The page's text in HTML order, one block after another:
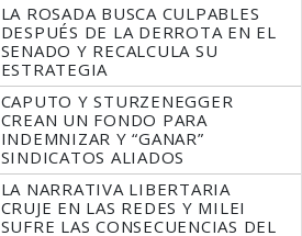
LA ROSADA BUSCA CULPABLES
DESPUÉS DE LA DERROTA EN EL
SENADO Y RECALCULA SU
ESTRATEGIA
CAPUTO Y STURZENEGGER
CREAN UN FONDO PARA
INDEMNIZAR Y “GANAR”
SINDICATOS ALIADOS
LA NARRATIVA LIBERTARIA
CRUJE EN LAS REDES Y MILEI
SUFRE LAS CONSECUENCIAS DEL